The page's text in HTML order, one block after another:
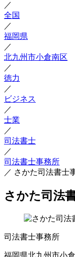
／
全国
／
福岡県
／
北九州市小倉南区
／
徳力
／
ビジネス
／
士業
／
司法書士
／
司法書士事務所
／ さかた司法書士
さかた司法
司法書士事務所
福岡県北九州市小